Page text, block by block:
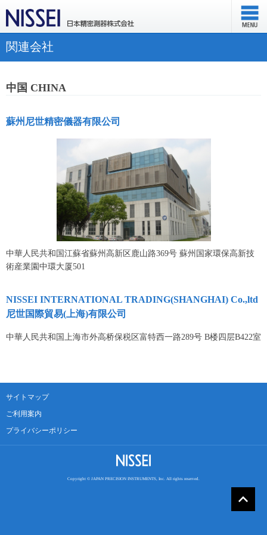
関連会社
中国 CHINA
蘇州尼世精密儀器有限公司
中華人民共和国江蘇省蘇州高新区鹿山路369号 蘇州国家環保高新技
術産業園中環大厦501
NISSEI INTERNATIONAL TRADING(SHANGHAI) Co.,ltd
尼世国際貿易(上海)有限公司
中華人民共和国上海市外高桥保税区富特西一路289号 B楼四层B422室
サイトマップ
ご利用案内
プライバシーポリシー
Copyright © JAPAN PRECISION INSTRUMENTS, Inc. All rights reserved.